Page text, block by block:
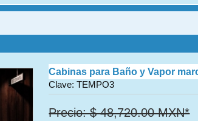
Cabinas para Baño y Vapor
Clave: TEMPO3
Precio: $ 48,720.00 MXN*